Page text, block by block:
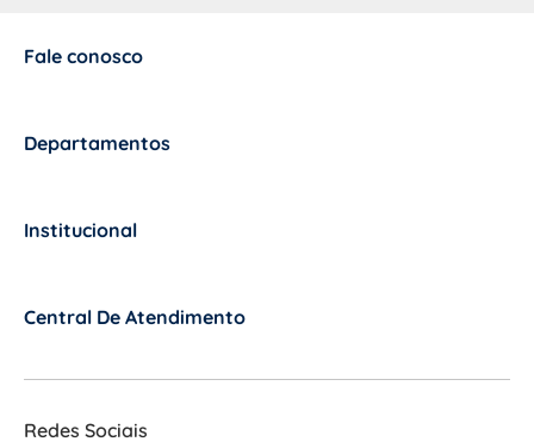
Fale conosco
Departamentos
Institucional
Central De Atendimento
Redes Sociais